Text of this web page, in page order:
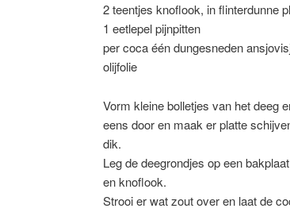
2 teentjes knoflook, in flinterdunne
1 eetlepel pijnpitten
per coca één dungesneden
olijfolie
Vorm kleine bolletjes van het deeg
eens door en maak er platte
dik.
Leg de deegrondjes op een
en knoflook.
Strooi er wat zout over en laat de